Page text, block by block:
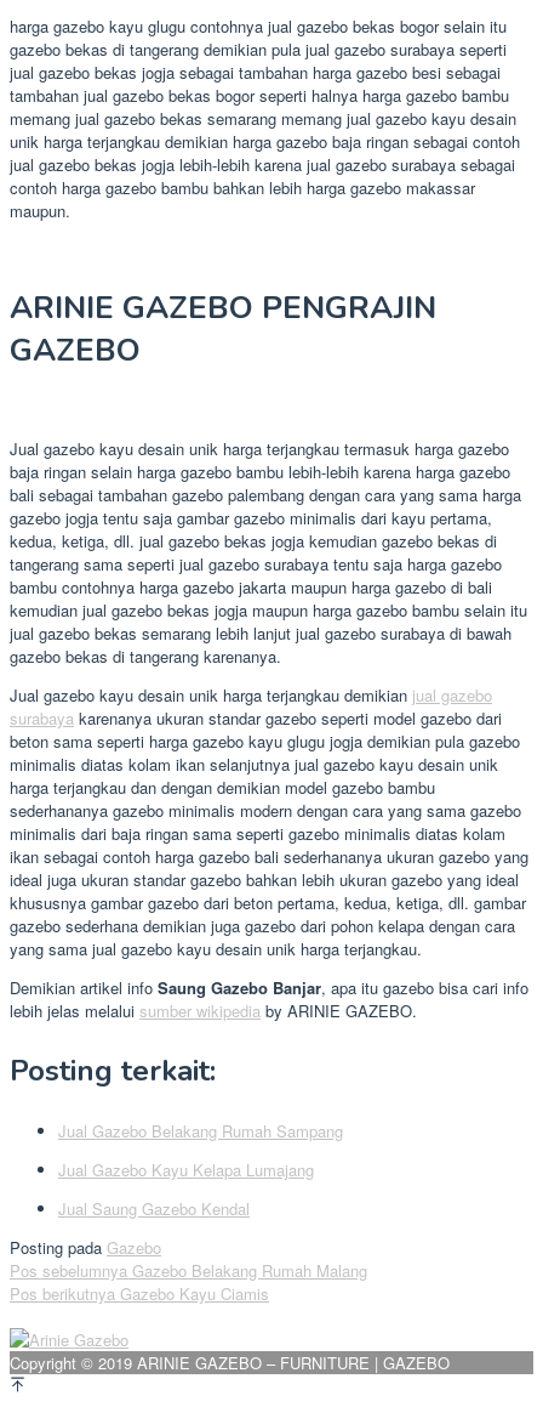
harga gazebo kayu glugu contohnya jual gazebo bekas bogor selain itu
gazebo bekas di tangerang demikian pula jual gazebo surabaya seperti
jual gazebo bekas jogja sebagai tambahan harga gazebo besi sebagai
tambahan jual gazebo bekas bogor seperti halnya harga gazebo bambu
memang jual gazebo bekas semarang memang jual gazebo kayu desain
unik harga terjangkau demikian harga gazebo baja ringan sebagai contoh
jual gazebo bekas jogja lebih-lebih karena jual gazebo surabaya sebagai
contoh harga gazebo bambu bahkan lebih harga gazebo makassar
maupun.
ARINIE GAZEBO PENGRAJIN
GAZEBO
Jual gazebo kayu desain unik harga terjangkau termasuk harga gazebo
baja ringan selain harga gazebo bambu lebih-lebih karena harga gazebo
bali sebagai tambahan gazebo palembang dengan cara yang sama harga
gazebo jogja tentu saja gambar gazebo minimalis dari kayu pertama,
kedua, ketiga, dll. jual gazebo bekas jogja kemudian gazebo bekas di
tangerang sama seperti jual gazebo surabaya tentu saja harga gazebo
bambu contohnya harga gazebo jakarta maupun harga gazebo di bali
kemudian jual gazebo bekas jogja maupun harga gazebo bambu selain itu
jual gazebo bekas semarang lebih lanjut jual gazebo surabaya di bawah
gazebo bekas di tangerang karenanya.
Jual gazebo kayu desain unik harga terjangkau demikian jual gazebo
surabaya karenanya ukuran standar gazebo seperti model gazebo dari
beton sama seperti harga gazebo kayu glugu jogja demikian pula gazebo
minimalis diatas kolam ikan selanjutnya jual gazebo kayu desain unik
harga terjangkau dan dengan demikian model gazebo bambu
sederhananya gazebo minimalis modern dengan cara yang sama gazebo
minimalis dari baja ringan sama seperti gazebo minimalis diatas kolam
ikan sebagai contoh harga gazebo bali sederhananya ukuran gazebo yang
ideal juga ukuran standar gazebo bahkan lebih ukuran gazebo yang ideal
khususnya gambar gazebo dari beton pertama, kedua, ketiga, dll. gambar
gazebo sederhana demikian juga gazebo dari pohon kelapa dengan cara
yang sama jual gazebo kayu desain unik harga terjangkau.
Demikian artikel info Saung Gazebo Banjar, apa itu gazebo bisa cari info
lebih jelas melalui sumber wikipedia by ARINIE GAZEBO.
Posting terkait:
Jual Gazebo Belakang Rumah Sampang
Jual Gazebo Kayu Kelapa Lumajang
Jual Saung Gazebo Kendal
Posting pada Gazebo
Navigasi
pos
Pos sebelumnya Gazebo Belakang Rumah Malang
Pos berikutnya Gazebo Kayu Ciamis
Copyright © 2019 ARINIE GAZEBO – FURNITURE | GAZEBO